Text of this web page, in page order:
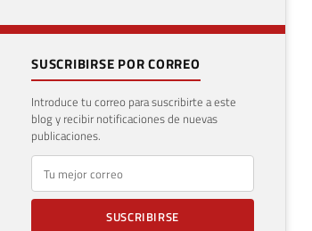
SUSCRIBIRSE POR CORREO
Introduce tu correo para suscribirte a este
blog y recibir notificaciones de nuevas
publicaciones.
E-mail
SUSCRIBIRSE